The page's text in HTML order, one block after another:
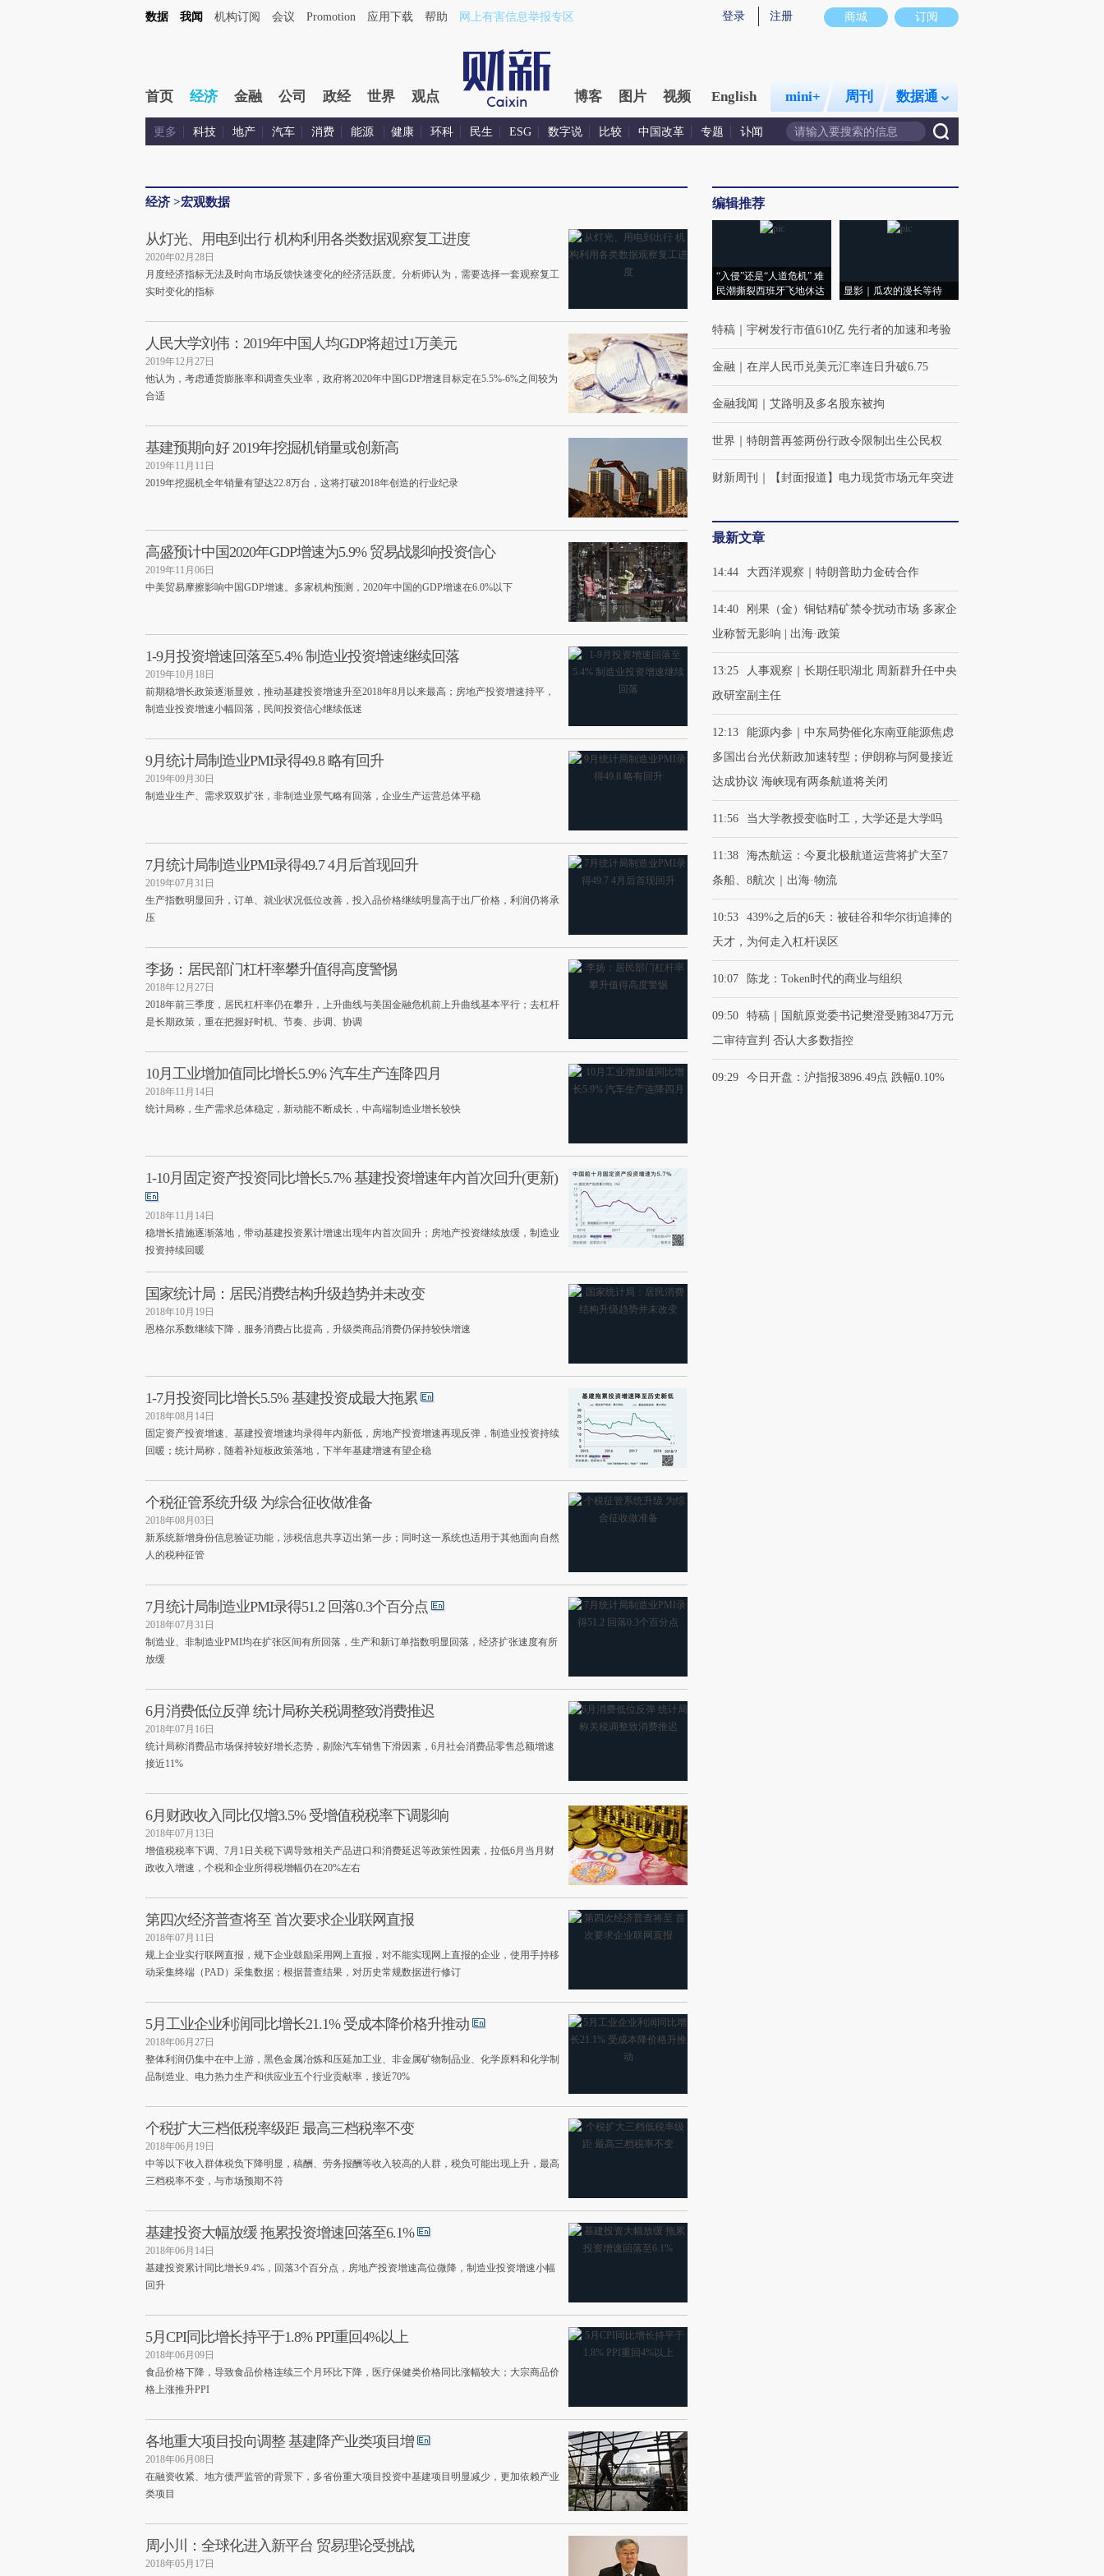
商城 订阅
登录 注册
数据 我闻 机构订阅 会议 Promotion 应用下载 帮助 网上有害信息举报专区
首页 经济 金融 公司 政经 世界 观点 博客 图片 视频 English mini+ 周刊 数据通
更多 科技 地产 汽车 消费 能源 健康 环科 民生 ESG 数字说 比较 中国改革 专题 讣闻
经济 >宏观数据
从灯光、用电到出行 机构利用各类数据观察复工进度
2020年02月28日
月度经济指标无法及时向市场反馈快速变化的经济活跃度。分析师认为，需要选择一套观察复工
实时变化的指标
人民大学刘伟：2019年中国人均GDP将超过1万美元
2019年12月27日
他认为，考虑通货膨胀率和调查失业率，政府将2020年中国GDP增速目标定在5.5%-6%之间较为
合适
基建预期向好 2019年挖掘机销量或创新高
2019年11月11日
2019年挖掘机全年销量有望达22.8万台，这将打破2018年创造的行业纪录
高盛预计中国2020年GDP增速为5.9% 贸易战影响投资信心
2019年11月06日
中美贸易摩擦影响中国GDP增速。多家机构预测，2020年中国的GDP增速在6.0%以下
1-9月投资增速回落至5.4% 制造业投资增速继续回落
2019年10月18日
前期稳增长政策逐渐显效，推动基建投资增速升至2018年8月以来最高；房地产投资增速持平，
制造业投资增速小幅回落，民间投资信心继续低迷
9月统计局制造业PMI录得49.8 略有回升
2019年09月30日
制造业生产、需求双双扩张，非制造业景气略有回落，企业生产运营总体平稳
7月统计局制造业PMI录得49.7 4月后首现回升
2019年07月31日
生产指数明显回升，订单、就业状况低位改善，投入品价格继续明显高于出厂价格，利润仍将承
压
李扬：居民部门杠杆率攀升值得高度警惕
2018年12月27日
2018年前三季度，居民杠杆率仍在攀升，上升曲线与美国金融危机前上升曲线基本平行；去杠杆
是长期政策，重在把握好时机、节奏、步调、协调
10月工业增加值同比增长5.9% 汽车生产连降四月
2018年11月14日
统计局称，生产需求总体稳定，新动能不断成长，中高端制造业增长较快
1-10月固定资产投资同比增长5.7% 基建投资增速年内首次回升(更新)
2018年11月14日
稳增长措施逐渐落地，带动基建投资累计增速出现年内首次回升；房地产投资继续放缓，制造业
投资持续回暖
国家统计局：居民消费结构升级趋势并未改变
2018年10月19日
恩格尔系数继续下降，服务消费占比提高，升级类商品消费仍保持较快增速
1-7月投资同比增长5.5% 基建投资成最大拖累
2018年08月14日
固定资产投资增速、基建投资增速均录得年内新低，房地产投资增速再现反弹，制造业投资持续
回暖；统计局称，随着补短板政策落地，下半年基建增速有望企稳
个税征管系统升级 为综合征收做准备
2018年08月03日
新系统新增身份信息验证功能，涉税信息共享迈出第一步；同时这一系统也适用于其他面向自然
人的税种征管
7月统计局制造业PMI录得51.2 回落0.3个百分点
2018年07月31日
制造业、非制造业PMI均在扩张区间有所回落，生产和新订单指数明显回落，经济扩张速度有所
放缓
6月消费低位反弹 统计局称关税调整致消费推迟
2018年07月16日
统计局称消费品市场保持较好增长态势，剔除汽车销售下滑因素，6月社会消费品零售总额增速
接近11%
6月财政收入同比仅增3.5% 受增值税税率下调影响
2018年07月13日
增值税税率下调、7月1日关税下调导致相关产品进口和消费延迟等政策性因素，拉低6月当月财
政收入增速，个税和企业所得税增幅仍在20%左右
第四次经济普查将至 首次要求企业联网直报
2018年07月11日
规上企业实行联网直报，规下企业鼓励采用网上直报，对不能实现网上直报的企业，使用手持移
动采集终端（PAD）采集数据；根据普查结果，对历史常规数据进行修订
5月工业企业利润同比增长21.1% 受成本降价格升推动
2018年06月27日
整体利润仍集中在中上游，黑色金属冶炼和压延加工业、非金属矿物制品业、化学原料和化学制
品制造业、电力热力生产和供应业五个行业贡献率，接近70%
个税扩大三档低税率级距 最高三档税率不变
2018年06月19日
中等以下收入群体税负下降明显，稿酬、劳务报酬等收入较高的人群，税负可能出现上升，最高
三档税率不变，与市场预期不符
基建投资大幅放缓 拖累投资增速回落至6.1%
2018年06月14日
基建投资累计同比增长9.4%，回落3个百分点，房地产投资增速高位微降，制造业投资增速小幅
回升
5月CPI同比增长持平于1.8% PPI重回4%以上
2018年06月09日
食品价格下降，导致食品价格连续三个月环比下降，医疗保健类价格同比涨幅较大；大宗商品价
格上涨推升PPI
各地重大项目投向调整 基建降产业类项目增
2018年06月08日
在融资收紧、地方债严监管的背景下，多省份重大项目投资中基建项目明显减少，更加依赖产业
类项目
周小川：全球化进入新平台 贸易理论受挑战
2018年05月17日
编辑推荐
“入侵”还是“人道危机” 难
民潮撕裂西班牙飞地休达
显影｜瓜农的漫长等待
特稿 宇树发行市值610亿 先行者的加速和考验
金融 在岸人民币兑美元汇率连日升破6.75
金融我闻 艾路明及多名股东被拘
世界 特朗普再签两份行政令限制出生公民权
财新周刊 【封面报道】电力现货市场元年突进
最新文章
14:44 大西洋观察｜特朗普助力金砖合作
14:40
刚果（金）铜钴精矿禁令扰动市场 多家企
业称暂无影响 | 出海·政策
13:25
人事观察｜长期任职湖北 周新群升任中央
政研室副主任
12:13
能源内参｜中东局势催化东南亚能源焦虑
多国出台光伏新政加速转型；伊朗称与阿曼接近
达成协议 海峡现有两条航道将关闭
11:56 当大学教授变临时工，大学还是大学吗
11:38
海杰航运：今夏北极航道运营将扩大至7
条船、8航次｜出海·物流
10:53
439%之后的6天：被硅谷和华尔街追捧的
天才，为何走入杠杆误区
10:07 陈龙：Token时代的商业与组织
09:50
特稿｜国航原党委书记樊澄受贿3847万元
二审待宣判 否认大多数指控
09:29 今日开盘：沪指报3896.49点 跌幅0.10%